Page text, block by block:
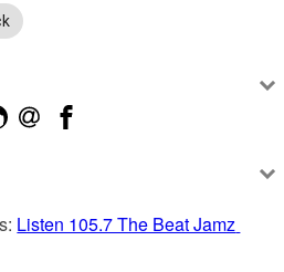
Listen 105.7 The Beat Jamz